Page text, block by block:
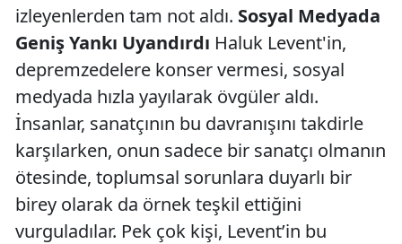
izleyenlerden tam not aldı. Sosyal Medyada
Geniş Yankı Uyandırdı Haluk Levent'in,
depremzedelere konser vermesi, sosyal
medyada hızla yayılarak övgüler aldı.
İnsanlar, sanatçının bu davranışını takdirle
karşılarken, onun sadece bir sanatçı olmanın
ötesinde, toplumsal sorunlara duyarlı bir
birey olarak da örnek teşkil ettiğini
vurguladılar. Pek çok kişi, Levent’in bu